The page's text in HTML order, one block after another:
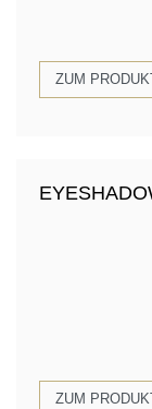
ZUM PRODUKT
ZUM PRODUKT